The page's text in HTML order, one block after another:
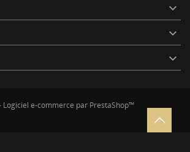



Logiciel e-commerce par PrestaShop™